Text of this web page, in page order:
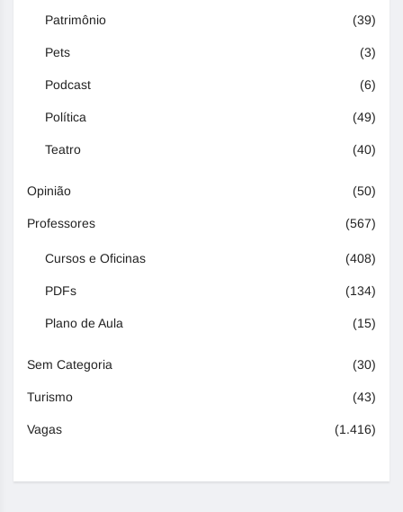
Patrimônio (39)
Pets (3)
Podcast (6)
Política (49)
Teatro (40)
Opinião (50)
Professores (567)
Cursos e Oficinas (408)
PDFs (134)
Plano de Aula (15)
Sem Categoria (30)
Turismo (43)
Vagas (1.416)